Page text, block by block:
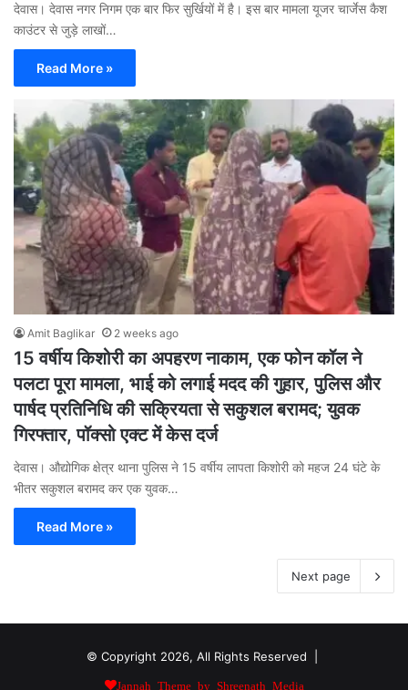
देवास। देवास नगर निगम एक बार फिर सुर्खियों में है। इस बार मामला यूजर चार्जेस कैश
काउंटर से जुड़े लाखों…
Read More »
Amit Baglikar 2 weeks ago
15 वर्षीय किशोरी का अपहरण नाकाम, एक फोन कॉल ने
पलटा पूरा मामला, भाई को लगाई मदद की गुहार, पुलिस और
पार्षद प्रतिनिधि की सक्रियता से सकुशल बरामद; युवक
गिरफ्तार, पॉक्सो एक्ट में केस दर्ज
देवास। औद्योगिक क्षेत्र थाना पुलिस ने 15 वर्षीय लापता किशोरी को महज 24 घंटे के
भीतर सकुशल बरामद कर एक युवक…
Read More »
Next page
© Copyright 2026, All Rights Reserved |
Jannah Theme by Shreenath Media